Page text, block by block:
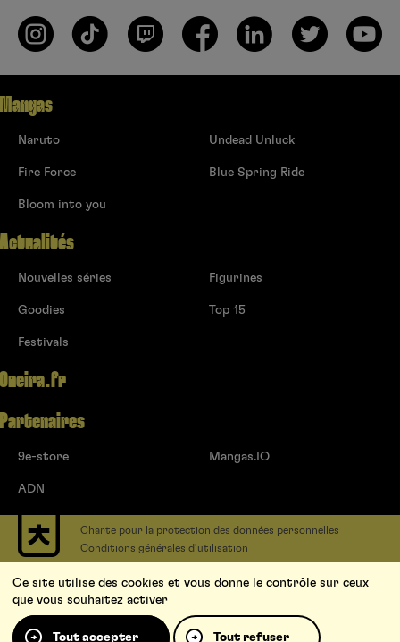
Mangas
Naruto
Fire Force
Bloom into you
Undead Unluck
Blue Spring Ride
Actualités
Nouvelles séries
Goodies
Festivals
Figurines
Top 15
Oneira.fr
Partenaires
9e-store
ADN
Mangas.IO
Charte pour la protection des données personnelles
Conditions générales d’utilisation
Soumettre un projet
Proposer une série
Qui sommes-nous ?
Ce site utilise des cookies et vous donne le contrôle sur ceux
que vous souhaitez activer
Tout accepter Tout refuser